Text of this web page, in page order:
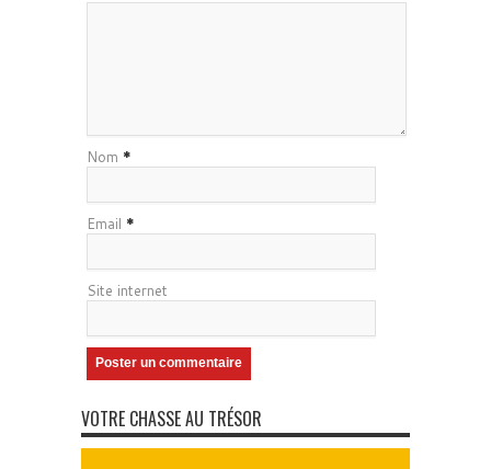
Nom *
Email *
Site internet
VOTRE CHASSE AU TRÉSOR